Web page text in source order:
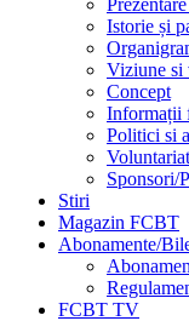
Istorie și
Viziune si
Concept
Informații
Politici si
Voluntariat
Sponsori/
Stiri
Magazin FCBT
Abonamente/
FCBT TV